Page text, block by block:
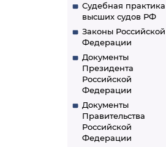
Судебная практика
высших судов РФ
Законы Российской
Федерации
Документы
Президента
Российской
Федерации
Документы
Правительства
Российской
Федерации